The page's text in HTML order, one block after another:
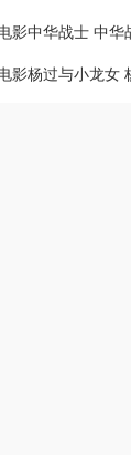
影中华战士 中华
影杨过与小龙女